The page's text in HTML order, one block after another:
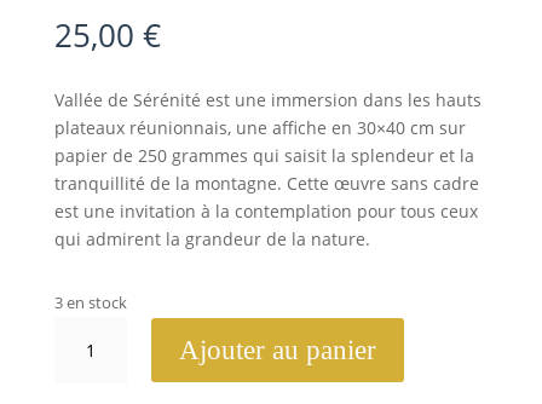
25,00 €
Vallée de Sérénité est une immersion dans les hauts
plateaux réunionnais, une affiche en 30×40 cm sur
papier de 250 grammes qui saisit la splendeur et la
tranquillité de la montagne. Cette œuvre sans cadre
est une invitation à la contemplation pour tous ceux
qui admirent la grandeur de la nature.
3 en stock
Ajouter au panier